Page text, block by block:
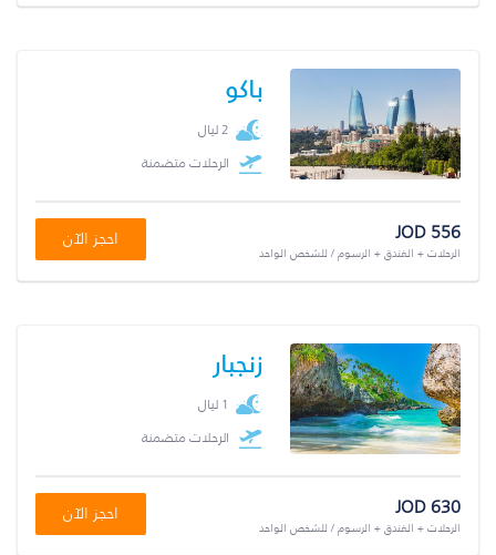
باكو
2 ليال
الرحلات متضمنة
JOD 556
الرحلات + الفندق + الرسوم / للشخص الواحد
احجز الآن
زنجبار
1 ليال
الرحلات متضمنة
JOD 630
الرحلات + الفندق + الرسوم / للشخص الواحد
احجز الآن